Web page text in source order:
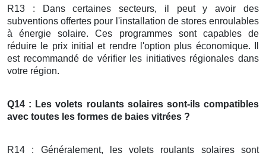
R13 : Dans certaines secteurs, il peut y avoir des
subventions offertes pour l'installation de stores enroulables
à énergie solaire. Ces programmes sont capables de
réduire le prix initial et rendre l'option plus économique. Il
est recommandé de vérifier les initiatives régionales dans
votre région.
Q14 : Les volets roulants solaires sont-ils compatibles
avec toutes les formes de baies vitrées ?
R14 : Généralement, les volets roulants solaires sont